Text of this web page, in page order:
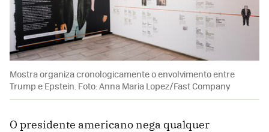
Mostra organiza cronologicamente o envolvimento entre
Trump e Epstein. Foto: Anna Maria Lopez/Fast Company
O presidente americano nega qualquer